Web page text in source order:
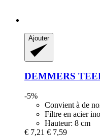
Ajouter
DEMMERS
-5%
Convient à de
Filtre en acier
Hauteur: 8 cm
€ 7,21 € 7,59